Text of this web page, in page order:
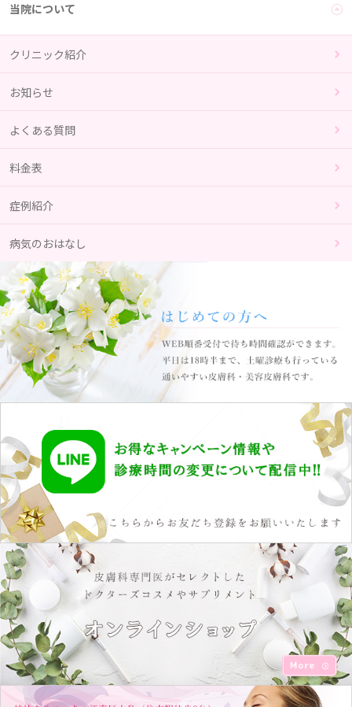
当院について
クリニック紹介
お知らせ
よくある質問
料金表
症例紹介
病気のおはなし